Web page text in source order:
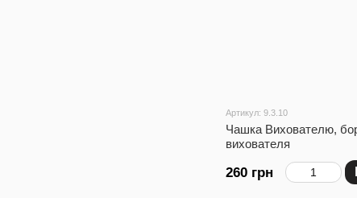
Артикул: 9.3.10
Чашка Вихователю,
вихователя
260 грн